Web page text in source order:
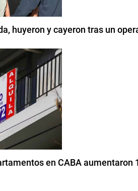
huyeron y cayeron tras un
en CABA aumentaron